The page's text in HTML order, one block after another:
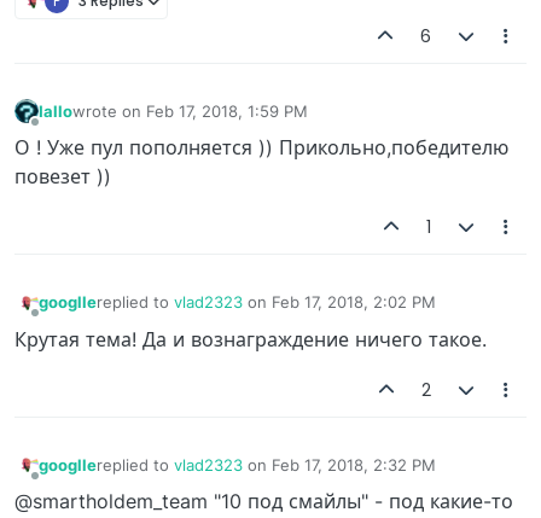
6
Iallowrote on Feb 17, 2018, 1:59 PM
last edited by
О ! Уже пул пополняется )) Прикольно,победителю
повезет ))
1
googllereplied to vlad2323 on Feb 17, 2018, 2:02 PM
last edited by
Крутая тема! Да и вознаграждение ничего такое.
2
googllereplied to vlad2323 on Feb 17, 2018, 2:32 PM
last edited by
@smartholdem_team "10 под смайлы" - под какие-то